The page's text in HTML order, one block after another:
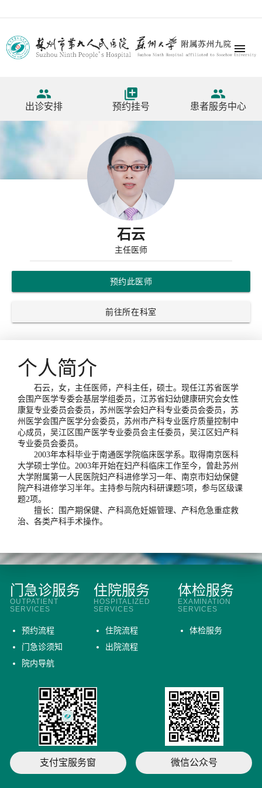


出诊安排

预约挂号

患者服务中心
石云
主任医师
预约此医师
前往所在科室
个人简介
石云，女，主任医师，产科主任，硕士。现任江苏省医学
会围产医学专委会基层学组委员，江苏省妇幼健康研究会女性
康复专业委员会委员，苏州医学会妇产科专业委员会委员，苏
州医学会围产医学分会委员，苏州市产科专业医疗质量控制中
心成员，吴江区围产医学专业委员会主任委员，吴江区妇产科
专业委员会委员。
2003年本科毕业于南通医学院临床医学系。取得南京医科
大学硕士学位。2003年开始在妇产科临床工作至今，曾赴苏州
大学附属第一人民医院妇产科进修学习一年、南京市妇幼保健
院产科进修学习半年。主持参与院内科研课题5项，参与区级课
题2项。
擅长：围产期保健、产科高危妊娠管理、产科危急重症救
治、各类产科手术操作。
门急诊服务
OUTPATIENT
SERVICES
预约流程
门急诊须知
院内导航
住院服务
HOSPITALIZED
SERVICES
住院流程
出院流程
体检服务
EXAMINATION
SERVICES
体检服务
支付宝服务窗 微信公众号